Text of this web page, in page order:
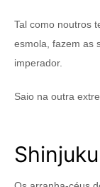
Tal como noutros
esmola, fazem as
imperador.
Saio na outra
Shinjuku